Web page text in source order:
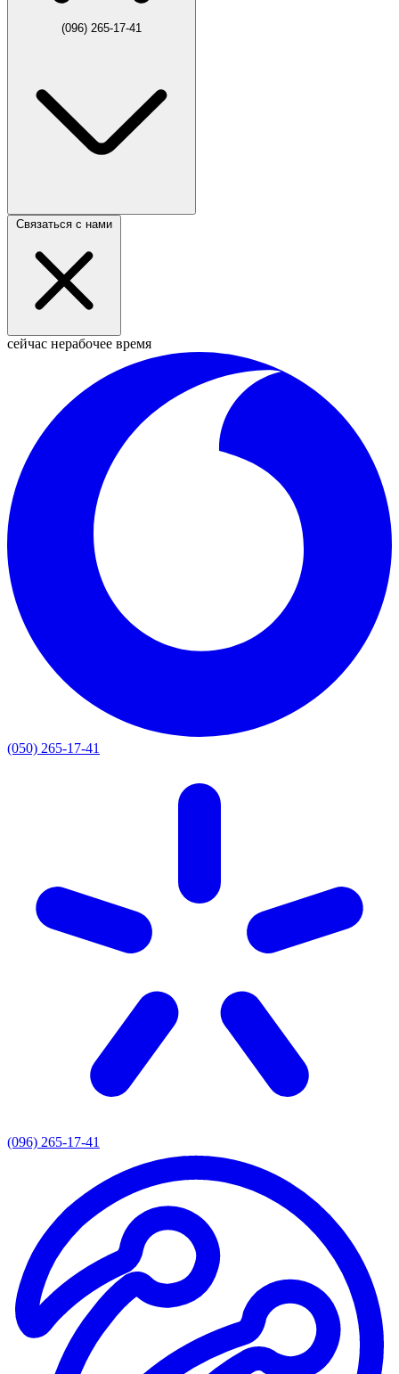
(096) 265-17-41
Связаться с нами
сейчас нерабочее время
(050) 265-17-41
(096) 265-17-41